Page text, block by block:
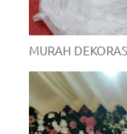
MURAH